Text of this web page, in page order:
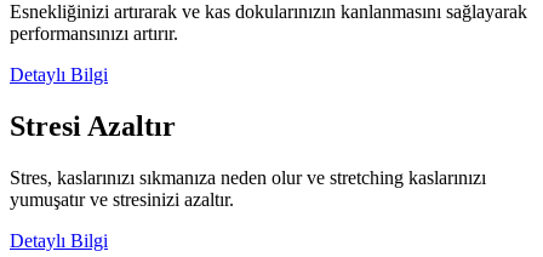
Esnekliğinizi artırarak ve kas dokularınızın kanlanmasını sağlayarak
performansınızı artırır.
Detaylı Bilgi
Stresi Azaltır
Stres, kaslarınızı sıkmanıza neden olur ve stretching kaslarınızı
yumuşatır ve stresinizi azaltır.
Detaylı Bilgi